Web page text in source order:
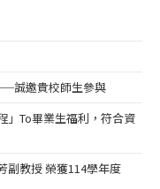
誠邀貴校師生參與
」To畢業生福利，符合資
副教授 榮獲114學年度